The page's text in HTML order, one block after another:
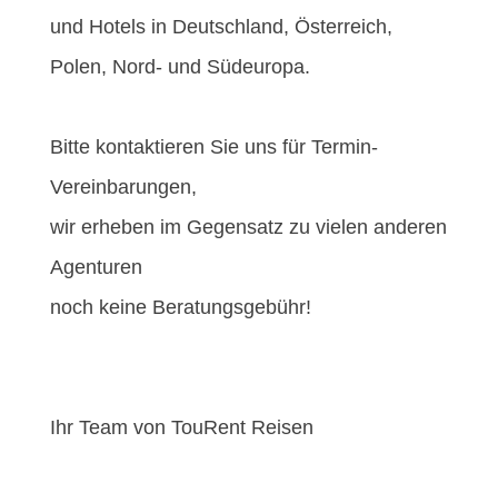
und Hotels in Deutschland, Österreich,
Polen, Nord- und Südeuropa.
Bitte kontaktieren Sie uns für Termin-
Vereinbarungen,
wir erheben im Gegensatz zu vielen anderen
Agenturen
noch keine Beratungsgebühr!
Ihr Team von TouRent Reisen